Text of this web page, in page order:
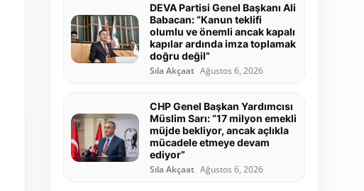
DEVA Partisi Genel Başkanı Ali
Babacan: “Kanun teklifi
olumlu ve önemli ancak kapalı
kapılar ardında imza toplamak
doğru değil”
Sıla Akçaat Ağustos 6, 2026
CHP Genel Başkan Yardımcısı
Müslim Sarı: “17 milyon emekli
müjde bekliyor, ancak açlıkla
mücadele etmeye devam
ediyor”
Sıla Akçaat Ağustos 6, 2026